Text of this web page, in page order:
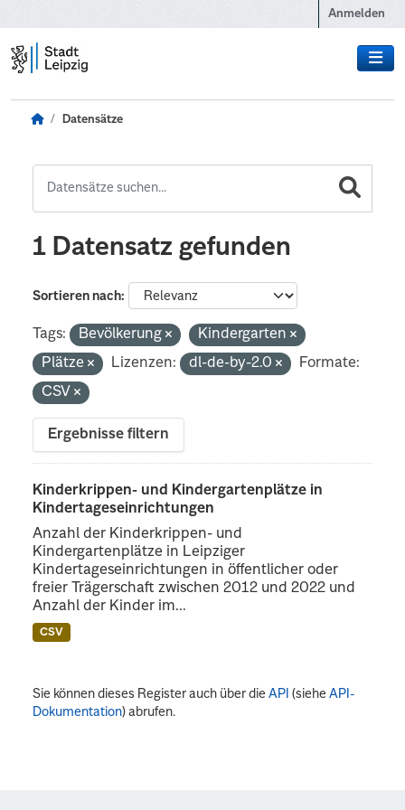
Anmelden
Datensätze
1 Datensatz gefunden
Sortieren nach
Tags: Bevölkerung
Kindergarten
Plätze
Lizenzen: dl-de-by-2.0
Formate:
CSV
Ergebnisse filtern
Kinderkrippen- und Kindergartenplätze in
Kindertageseinrichtungen
Anzahl der Kinderkrippen- und
Kindergartenplätze in Leipziger
Kindertageseinrichtungen in öffentlicher oder
freier Trägerschaft zwischen 2012 und 2022 und
Anzahl der Kinder im...
CSV
Sie können dieses Register auch über dieAPI (sieheAPI-
Dokumentation) abrufen.